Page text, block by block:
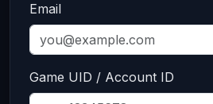
Email
Game UID / Account ID